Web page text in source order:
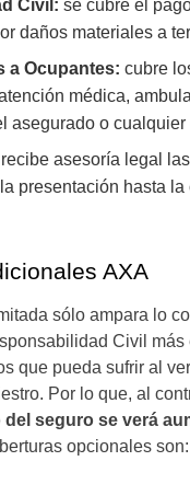
Civil: se cubre el
daños materiales a
a Ocupantes: cubre
médica,
asegurado o cualquier
recibe asesoría legal
presentación hasta la
AXA
sólo ampara lo
Civil más
que pueda sufrir al
Por lo que, al
del seguro se verá
opcionales son: